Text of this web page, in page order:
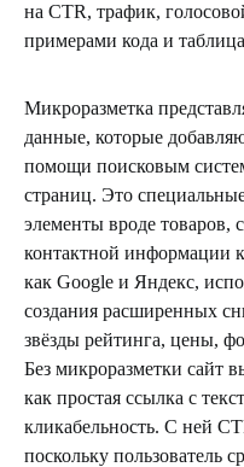
на CTR, трафик,
примерами кода и
Микроразметка
данные, которые
помощи поисковым
страниц. Это
элементы вроде товаров,
контактной информации
как Google и Яндекс,
создания расширенных
звёзды рейтинга, цены,
Без микроразметки сайт
как простая ссылка с
кликабельность. С ней
поскольку пользователь